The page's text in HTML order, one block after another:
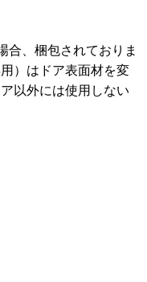
合、梱包されておりま
）はドア表面材を変
以外には使用しない